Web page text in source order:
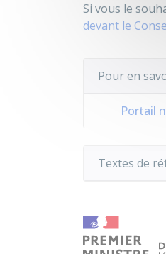
Si vous le
devant le
Pour en
Portail
Textes de